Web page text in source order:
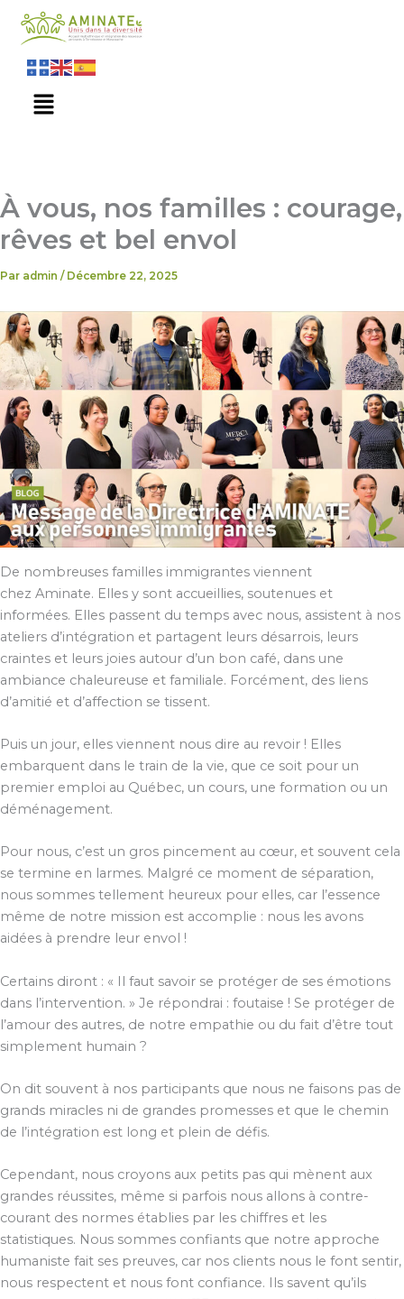
Aller
Menu
À vous, nos familles : courage,
rêves et bel envol
Par admin / Décembre 22, 2025
De nombreuses familles immigrantes viennent
chez Aminate. Elles y sont accueillies, soutenues et
informées. Elles passent du temps avec nous, assistent à nos
ateliers d’intégration et partagent leurs désarrois, leurs
craintes et leurs joies autour d’un bon café, dans une
ambiance chaleureuse et familiale. Forcément, des liens
d’amitié et d’affection se tissent.
Puis un jour, elles viennent nous dire au revoir ! Elles
embarquent dans le train de la vie, que ce soit pour un
premier emploi au Québec, un cours, une formation ou un
déménagement.
Pour nous, c’est un gros pincement au cœur, et souvent cela
se termine en larmes. Malgré ce moment de séparation,
nous sommes tellement heureux pour elles, car l’essence
même de notre mission est accomplie : nous les avons
aidées à prendre leur envol !
Certains diront : « Il faut savoir se protéger de ses émotions
dans l’intervention. » Je répondrai : foutaise ! Se protéger de
l’amour des autres, de notre empathie ou du fait d’être tout
simplement humain ?
On dit souvent à nos participants que nous ne faisons pas de
grands miracles ni de grandes promesses et que le chemin
de l’intégration est long et plein de défis.
Cependant, nous croyons aux petits pas qui mènent aux
grandes réussites, même si parfois nous allons à contre-
courant des normes établies par les chiffres et les
statistiques. Nous sommes confiants que notre approche
humaniste fait ses preuves, car nos clients nous le font sentir,
nous respectent et nous font confiance. Ils savent qu’ils